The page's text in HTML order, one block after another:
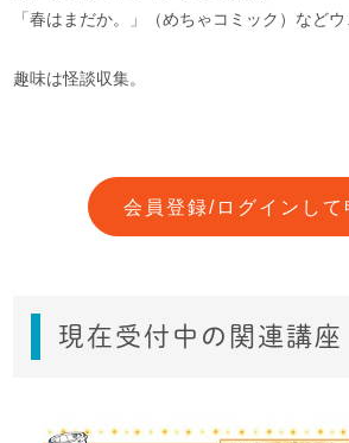
「春はまだか。」（めちゃコミック）など
趣味は怪談収集。
会員登録/ログインして
現在受付中の関連講座